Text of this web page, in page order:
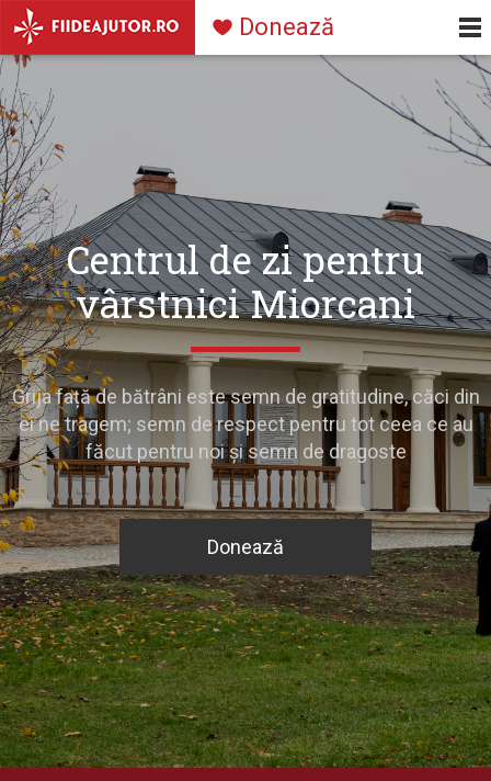
Mergi la conţinutul principal
Navigare
principală
Donează
Centrul de zi pentru
vârstnici Miorcani
Grija față de bătrâni este semn de gratitudine, căci din
ei ne tragem; semn de respect pentru tot ceea ce au
făcut pentru noi și semn de dragoste
Donează